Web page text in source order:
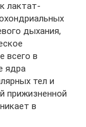
лактат-
дыхания,
всего в
ядра
тел и
прижизненной
в